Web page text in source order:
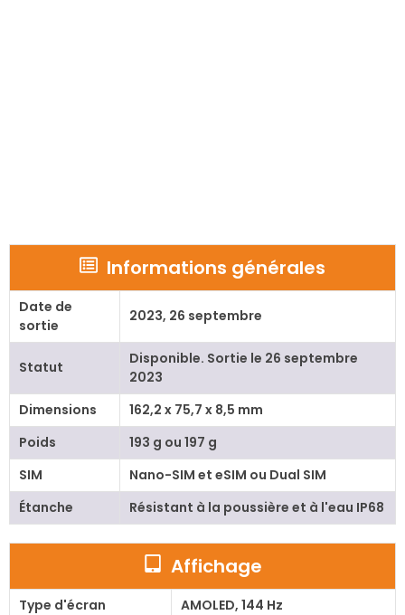
Informations générales
Date de
sortie
2023, 26 septembre
Statut
Disponible. Sortie le 26 septembre
2023
Dimensions
162,2 x 75,7 x 8,5 mm
Poids
193 g ou 197 g
SIM
Nano-SIM et eSIM ou Dual SIM
Étanche
Résistant à la poussière et à l'eau IP68
Affichage
Type d'écran
AMOLED, 144 Hz